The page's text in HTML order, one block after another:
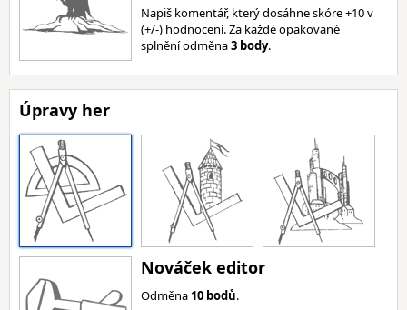
Napiš komentář, který dosáhne skóre +10 v
(+/-) hodnocení. Za každé opakované
splnění odměna3 body.
Úpravy her
Nováček editor
Odměna 10 bodů.